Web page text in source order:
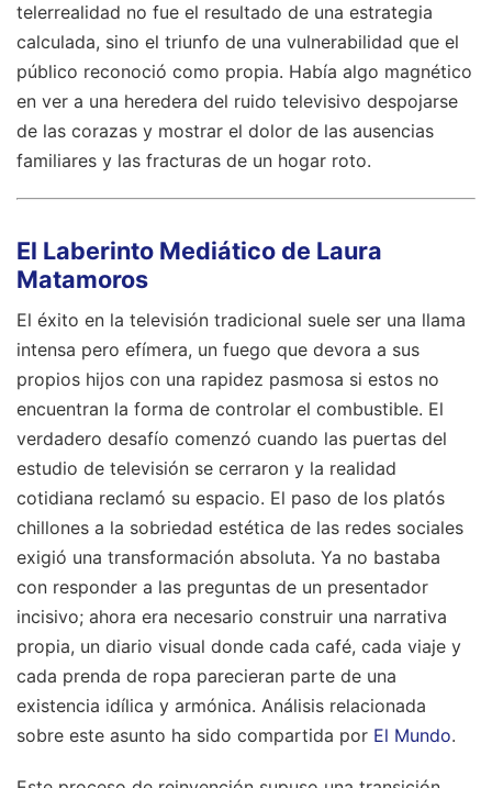
telerrealidad no fue el resultado de una estrategia
calculada, sino el triunfo de una vulnerabilidad que el
público reconoció como propia. Había algo magnético
en ver a una heredera del ruido televisivo despojarse
de las corazas y mostrar el dolor de las ausencias
familiares y las fracturas de un hogar roto.
El Laberinto Mediático de Laura
Matamoros
El éxito en la televisión tradicional suele ser una llama
intensa pero efímera, un fuego que devora a sus
propios hijos con una rapidez pasmosa si estos no
encuentran la forma de controlar el combustible. El
verdadero desafío comenzó cuando las puertas del
estudio de televisión se cerraron y la realidad
cotidiana reclamó su espacio. El paso de los platós
chillones a la sobriedad estética de las redes sociales
exigió una transformación absoluta. Ya no bastaba
con responder a las preguntas de un presentador
incisivo; ahora era necesario construir una narrativa
propia, un diario visual donde cada café, cada viaje y
cada prenda de ropa parecieran parte de una
existencia idílica y armónica. Análisis relacionada
sobre este asunto ha sido compartida por El Mundo.